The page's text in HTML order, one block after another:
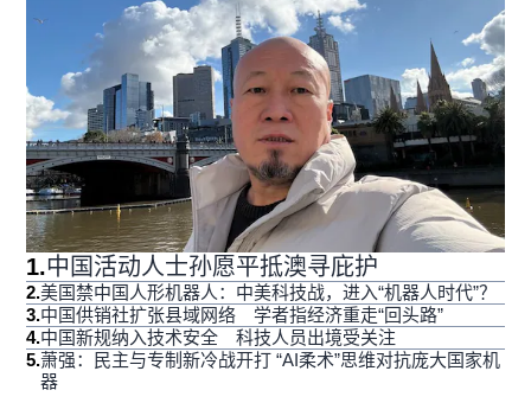
1.中国活动人士孙愿平抵澳寻庇护
2.美国禁中国人形机器人：中美科技战，进入“机器人时代”？
3.中国供销社扩张县域网络 学者指经济重走“回头路”
4.中国新规纳入技术安全 科技人员出境受关注
5.萧强：民主与专制新冷战开打 “AI柔术”思维对抗庞大国家机
器